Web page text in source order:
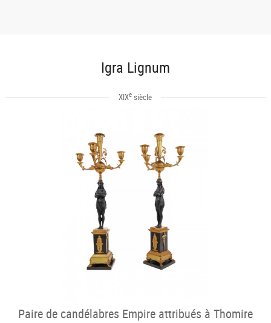
Igra Lignum
XIXe siècle
Paire de candélabres Empire attribués à Thomire